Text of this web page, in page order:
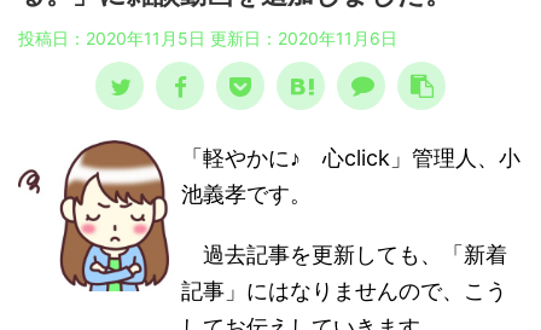
投稿日：2020年11月5日 更新日： 2020年11月6日
「軽やかに♪ 心click」管理人、小
池義孝です。
過去記事を更新しても、「新着
記事」にはなりませんので、こう